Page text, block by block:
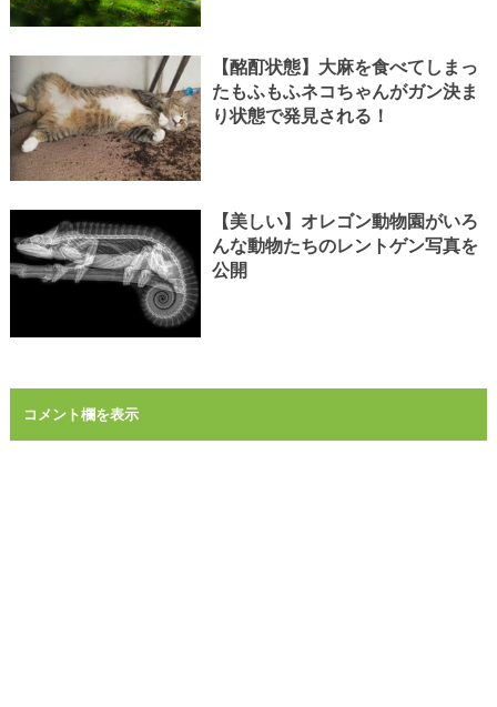
【酩酊状態】大麻を食べてしまっ
たもふもふネコちゃんがガン決ま
り状態で発見される！
【美しい】オレゴン動物園がいろ
んな動物たちのレントゲン写真を
公開
コメント欄を表示